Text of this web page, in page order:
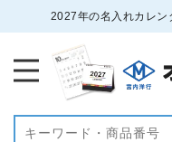
2027年の名入れカレ